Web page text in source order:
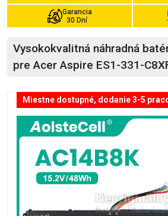
Garancia
30 Dní
Vysokokvalitná náhradná
pre Acer Aspire ES1-331-
Miestne dostupné, dodanie 3-5